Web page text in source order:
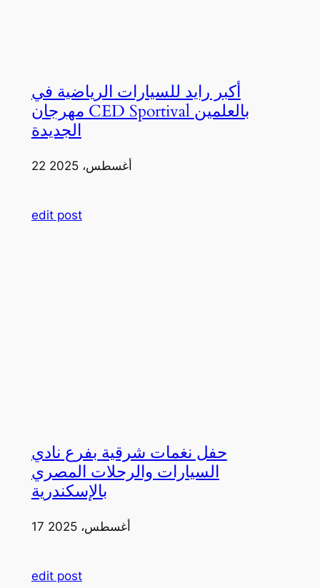
أكبر رايد للسيارات الرياضية في
مهرجان CED Sportival بالعلمين
الجديدة
22 أغسطس، 2025
edit post
حفل نغمات شرقية بفرع نادي
السيارات والرحلات المصري
بالإسكندرية
17 أغسطس، 2025
edit post